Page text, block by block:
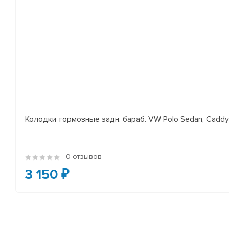
Колодки тормозные задн. бараб. VW Polo Sedan, Caddy
0 отзывов
3 150 ₽